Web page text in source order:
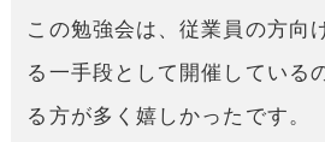
この勉強会は、従業員の方向
る一手段として開催している
る方が多く嬉しかったです。